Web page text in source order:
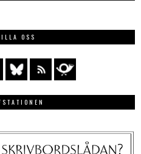
OSS